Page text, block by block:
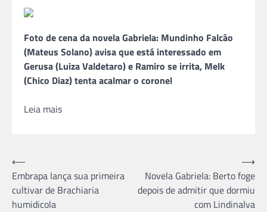
Foto de cena da novela Gabriela: Mundinho Falcão
(Mateus Solano) avisa que está interessado em
Gerusa (Luiza Valdetaro) e Ramiro se irrita, Melk
(Chico Diaz) tenta acalmar o coronel
Leia mais
Navegação
de
Post
⟵
Embrapa lança sua primeira
cultivar de Brachiaria
humidicola
Novela Gabriela: Berto foge
depois de admitir que dormiu
com Lindinalva
⟶